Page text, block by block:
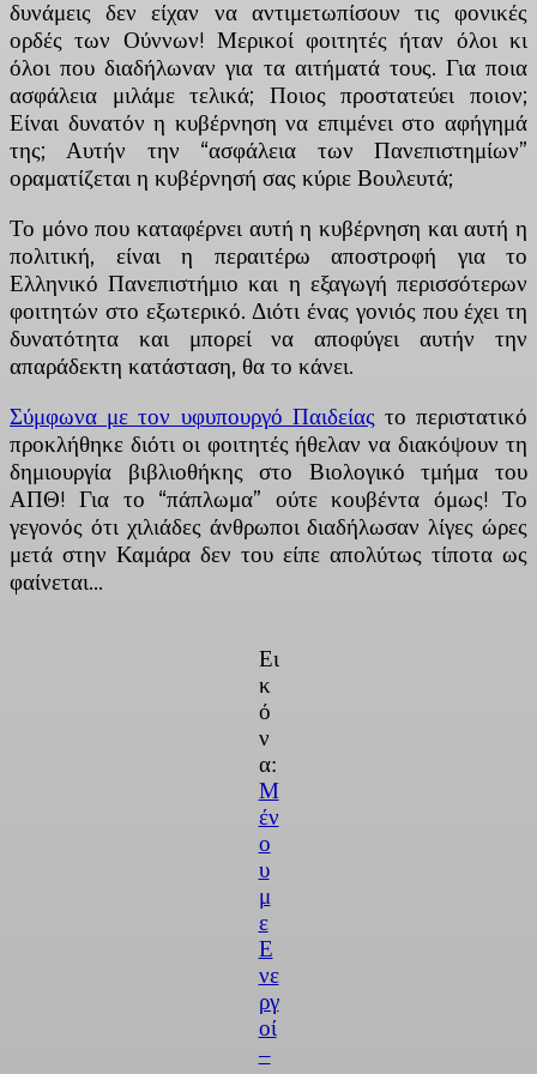
δυνάμεις δεν είχαν να αντιμετωπίσουν τις φονικές
ορδές των Ούννων! Μερικοί φοιτητές ήταν όλοι κι
όλοι που διαδήλωναν για τα αιτήματά τους. Για ποια
ασφάλεια μιλάμε τελικά; Ποιος προστατεύει ποιον;
Είναι δυνατόν η κυβέρνηση να επιμένει στο αφήγημά
της; Αυτήν την “ασφάλεια των Πανεπιστημίων”
οραματίζεται η κυβέρνησή σας κύριε Βουλευτά;
Το μόνο που καταφέρνει αυτή η κυβέρνηση και αυτή η
πολιτική, είναι η περαιτέρω αποστροφή για το
Ελληνικό Πανεπιστήμιο και η εξαγωγή περισσότερων
φοιτητών στο εξωτερικό. Διότι ένας γονιός που έχει τη
δυνατότητα και μπορεί να αποφύγει αυτήν την
απαράδεκτη κατάσταση, θα το κάνει.
Σύμφωνα με τον υφυπουργό Παιδείας το περιστατικό
προκλήθηκε διότι οι φοιτητές ήθελαν να διακόψουν τη
δημιουργία βιβλιοθήκης στο Βιολογικό τμήμα του
ΑΠΘ! Για το “πάπλωμα” ούτε κουβέντα όμως! Το
γεγονός ότι χιλιάδες άνθρωποι διαδήλωσαν λίγες ώρες
μετά στην Καμάρα δεν του είπε απολύτως τίποτα ως
φαίνεται…
Ει
κ
ό
ν
α:
Μ
έν
ο
υ
μ
ε
Ε
νε
ργ
οί
–